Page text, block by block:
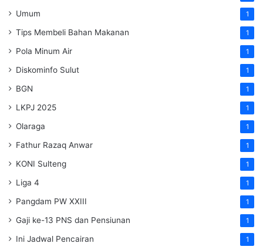
Umum 1
Tips Membeli Bahan Makanan 1
Pola Minum Air 1
Diskominfo Sulut 1
BGN 1
LKPJ 2025 1
Olaraga 1
Fathur Razaq Anwar 1
KONI Sulteng 1
Liga 4 1
Pangdam PW XXIII 1
Gaji ke-13 PNS dan Pensiunan 1
Ini Jadwal Pencairan 1